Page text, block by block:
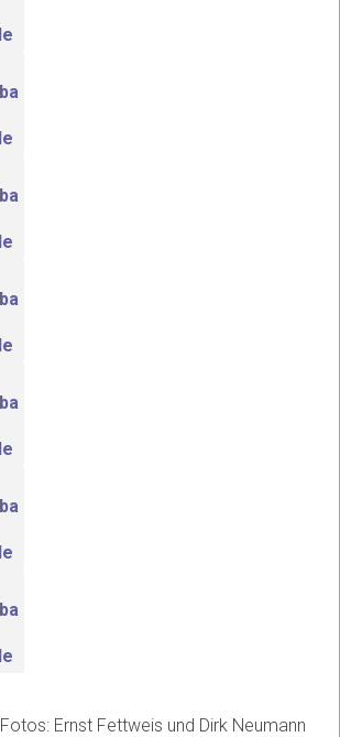
Fotos: Ernst Fettweis und Dirk Neumann